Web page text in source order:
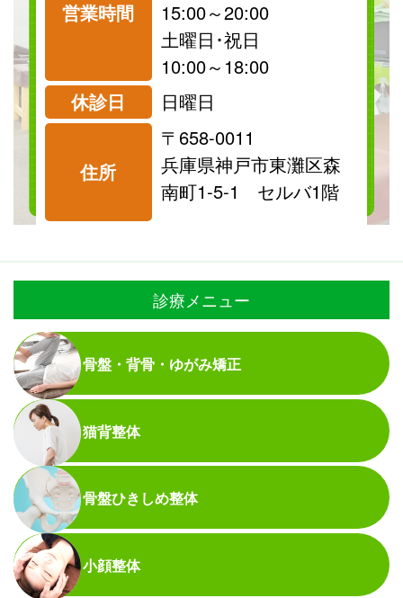
営業時間
15:00～20:00
土曜日･祝日
10:00～18:00
休診日
日曜日
住所
〒658-0011
兵庫県神戸市東灘区森
南町1-5-1 セルバ1階
祝日
診療可
保険
診療可
料金表を見る
診療メニュー
骨盤・背骨・ゆがみ矯正
猫背整体
骨盤ひきしめ整体
小顔整体